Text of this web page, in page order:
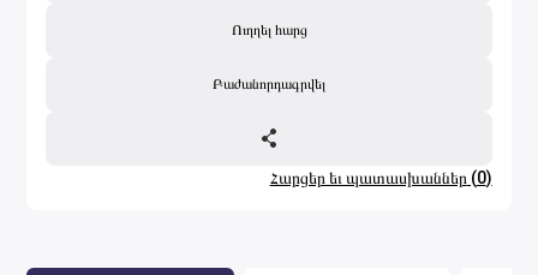
Ուղղել հարց
Բաժանորդագրվել
Հարցեր եւ պատասխաններ (0)